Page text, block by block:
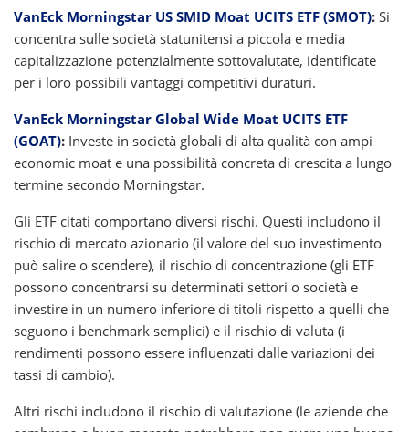
VanEck Morningstar US SMID Moat UCITS ETF (SMOT): Si
concentra sulle società statunitensi a piccola e media
capitalizzazione potenzialmente sottovalutate, identificate
per i loro possibili vantaggi competitivi duraturi.
VanEck Morningstar Global Wide Moat UCITS ETF
(GOAT): Investe in società globali di alta qualità con ampi
economic moat e una possibilità concreta di crescita a lungo
termine secondo Morningstar.
Gli ETF citati comportano diversi rischi. Questi includono il
rischio di mercato azionario (il valore del suo investimento
può salire o scendere), il rischio di concentrazione (gli ETF
possono concentrarsi su determinati settori o società e
investire in un numero inferiore di titoli rispetto a quelli che
seguono i benchmark semplici) e il rischio di valuta (i
rendimenti possono essere influenzati dalle variazioni dei
tassi di cambio).
Altri rischi includono il rischio di valutazione (le aziende che